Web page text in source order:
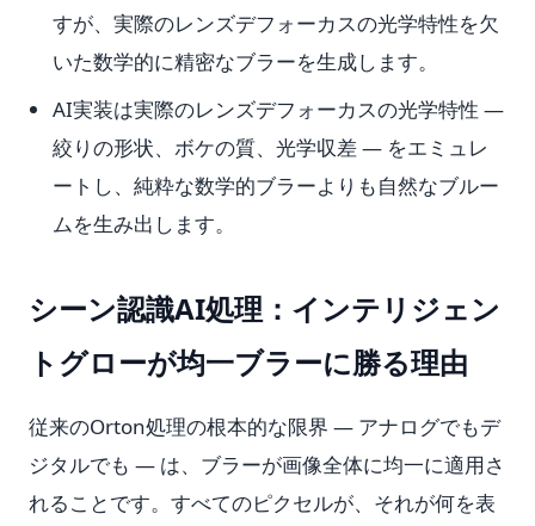
すが、実際のレンズデフォーカスの光学特性を欠
いた数学的に精密なブラーを生成します。
AI実装は実際のレンズデフォーカスの光学特性 —
絞りの形状、ボケの質、光学収差 — をエミュレ
ートし、純粋な数学的ブラーよりも自然なブルー
ムを生み出します。
シーン認識AI処理：インテリジェン
トグローが均一ブラーに勝る理由
従来のOrton処理の根本的な限界 — アナログでもデ
ジタルでも — は、ブラーが画像全体に均一に適用さ
れることです。すべてのピクセルが、それが何を表